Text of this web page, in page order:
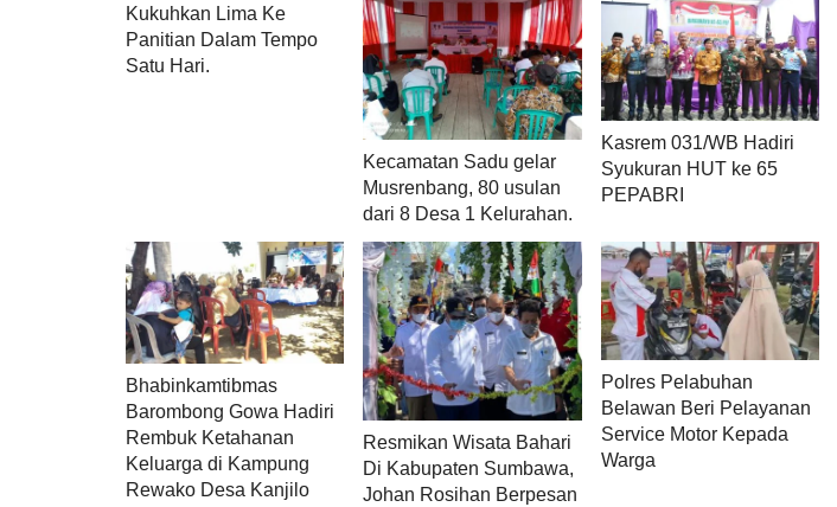
Kukuhkan Lima Ke
Panitian Dalam Tempo
Satu Hari.
Kecamatan Sadu gelar
Musrenbang, 80 usulan
dari 8 Desa 1 Kelurahan.
Kasrem 031/WB Hadiri
Syukuran HUT ke 65
PEPABRI
Bhabinkamtibmas
Barombong Gowa Hadiri
Rembuk Ketahanan
Keluarga di Kampung
Rewako Desa Kanjilo
Resmikan Wisata Bahari
Di Kabupaten Sumbawa,
Johan Rosihan Berpesan
Polres Pelabuhan
Belawan Beri Pelayanan
Service Motor Kepada
Warga